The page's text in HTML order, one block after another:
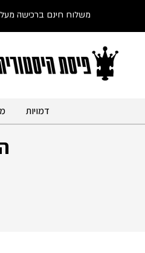
משלוח חינם ברכישה מעל 300 ש"ח
דמויות